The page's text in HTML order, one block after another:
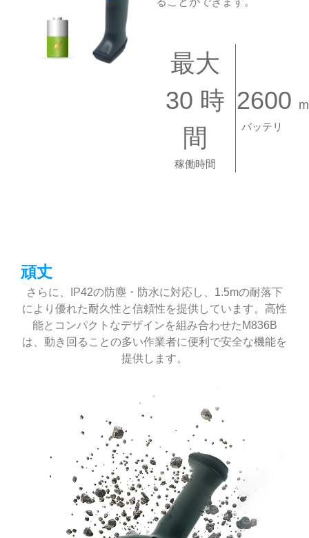
最大
30 時
間
稼働時間
2600
バッテリ
頑丈
さらに、IP42の防塵・防水に対応し、1.5mの耐落下
により優れた耐久性と信頼性を提供しています。高性
能とコンパクトなデザインを組み合わせたM836B
は、動き回ることの多い作業者に便利で安全な機能を
提供します。